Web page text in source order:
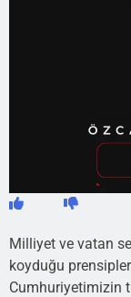
Milliyet ve vatan
koyduğu
Cumhuriyetimizin